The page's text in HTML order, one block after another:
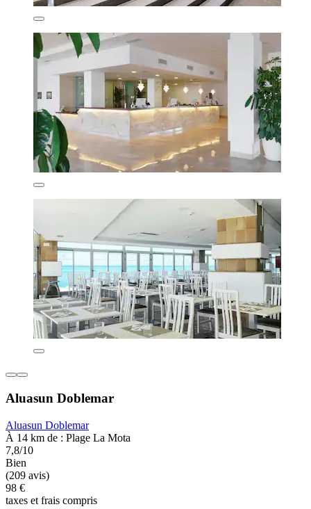
Aluasun Doblemar
Aluasun Doblemar
À 14 km de : Plage La Mota
7,8/10
Bien
(209 avis)
98 €
taxes et frais compris